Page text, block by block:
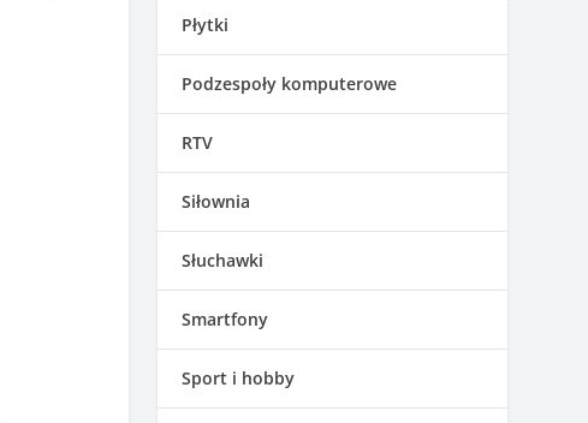
Płytki
Podzespoły komputerowe
RTV
Siłownia
Słuchawki
Smartfony
Sport i hobby